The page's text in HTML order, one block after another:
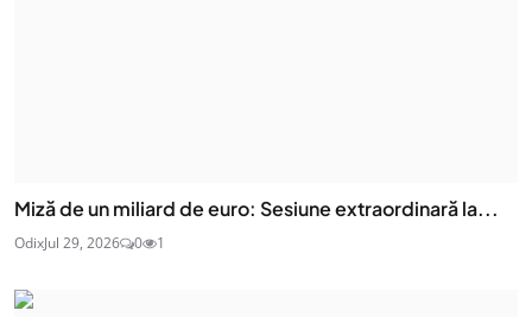
Miză de un miliard de euro: Sesiune extraordinară la...
OdixJul 29, 2026 0 1